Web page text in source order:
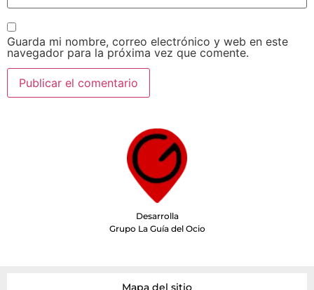
Guarda mi nombre, correo electrónico y web en este
navegador para la próxima vez que comente.
Desarrolla
Grupo La Guía del Ocio
Mapa del sitio